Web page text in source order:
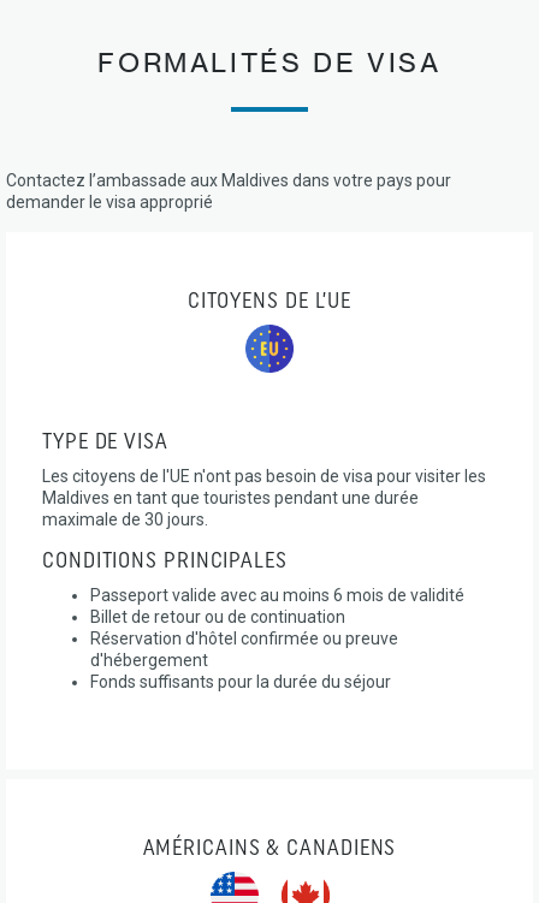
FORMALITÉS DE VISA
Contactez l’ambassade aux Maldives dans votre pays pour
demander le visa approprié
CITOYENS DE L’UE
TYPE DE VISA
Les citoyens de l'UE n'ont pas besoin de visa pour visiter les
Maldives en tant que touristes pendant une durée
maximale de 30 jours.
CONDITIONS PRINCIPALES
Passeport valide avec au moins 6 mois de validité
Billet de retour ou de continuation
Réservation d'hôtel confirmée ou preuve
d'hébergement
Fonds suffisants pour la durée du séjour
AMÉRICAINS & CANADIENS